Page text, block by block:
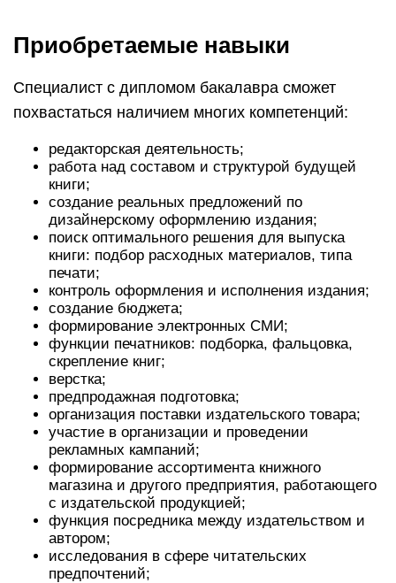
Приобретаемые навыки
Специалист с дипломом бакалавра сможет
похвастаться наличием многих компетенций:
редакторская деятельность;
работа над составом и структурой будущей
книги;
создание реальных предложений по
дизайнерскому оформлению издания;
поиск оптимального решения для выпуска
книги: подбор расходных материалов, типа
печати;
контроль оформления и исполнения издания;
создание бюджета;
формирование электронных СМИ;
функции печатников: подборка, фальцовка,
скрепление книг;
верстка;
предпродажная подготовка;
организация поставки издательского товара;
участие в организации и проведении
рекламных кампаний;
формирование ассортимента книжного
магазина и другого предприятия, работающего
с издательской продукцией;
функция посредника между издательством и
автором;
исследования в сфере читательских
предпочтений;